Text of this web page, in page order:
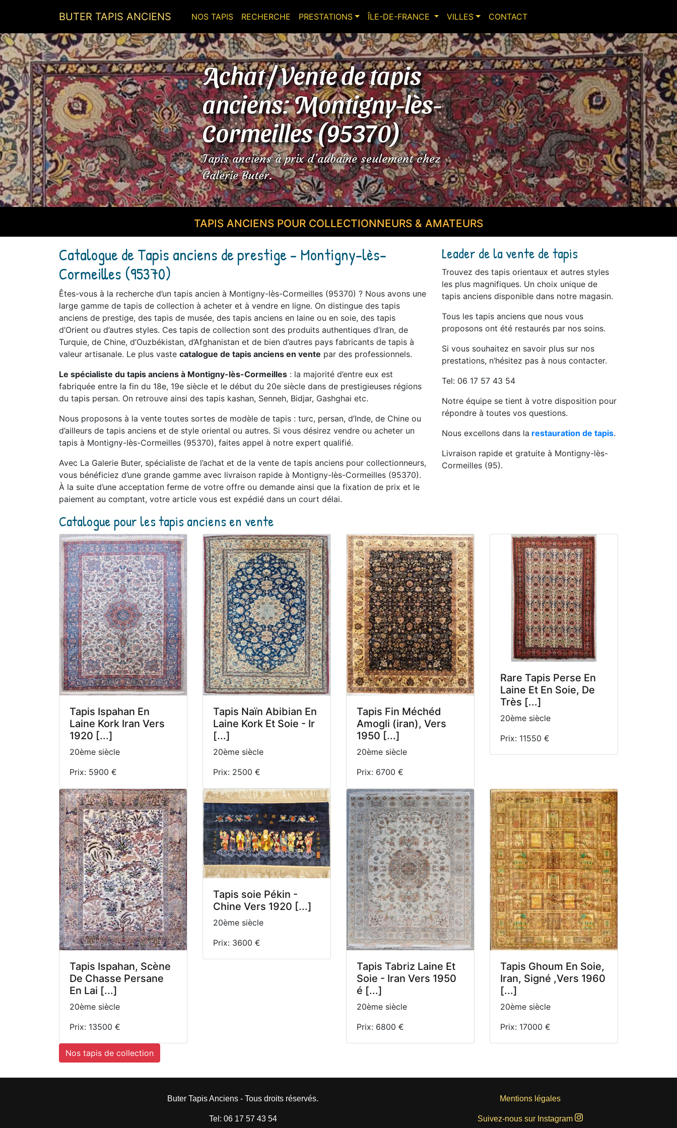
BUTER TAPIS ANCIENS NOS TAPIS RECHERCHE PRESTATIONS ÎLE-DE-FRANCE VILLES CONTACT
Achat / Vente de tapis
anciens: Montigny-lès-
Cormeilles (95370)
Tapis anciens à prix d’aubaine seulement chez
Galerie Buter.
TAPIS ANCIENS POUR COLLECTIONNEURS & AMATEURS
Catalogue de Tapis anciens de prestige - Montigny-lès-
Cormeilles (95370)
Êtes-vous à la recherche d’un tapis ancien à Montigny-lès-Cormeilles (95370) ? Nous avons une
large gamme de tapis de collection à acheter et à vendre en ligne. On distingue des tapis
anciens de prestige, des tapis de musée, des tapis anciens en laine ou en soie, des tapis
d’Orient ou d’autres styles. Ces tapis de collection sont des produits authentiques d’Iran, de
Turquie, de Chine, d’Ouzbékistan, d’Afghanistan et de bien d’autres pays fabricants de tapis à
valeur artisanale. Le plus vaste catalogue de tapis anciens en vente par des professionnels.
Le spécialiste du tapis anciens à Montigny-lès-Cormeilles : la majorité d’entre eux est
fabriquée entre la fin du 18e, 19e siècle et le début du 20e siècle dans de prestigieuses régions
du tapis persan. On retrouve ainsi des tapis kashan, Senneh, Bidjar, Gashghai etc.
Nous proposons à la vente toutes sortes de modèle de tapis : turc, persan, d’Inde, de Chine ou
d’ailleurs de tapis anciens et de style oriental ou autres. Si vous désirez vendre ou acheter un
tapis à Montigny-lès-Cormeilles (95370), faites appel à notre expert qualifié.
Avec La Galerie Buter, spécialiste de l’achat et de la vente de tapis anciens pour collectionneurs,
vous bénéficiez d’une grande gamme avec livraison rapide à Montigny-lès-Cormeilles (95370).
À la suite d’une acceptation ferme de votre offre ou demande ainsi que la fixation de prix et le
paiement au comptant, votre article vous est expédié dans un court délai.
Leader de la vente de tapis
Trouvez des tapis orientaux et autres styles
les plus magnifiques. Un choix unique de
tapis anciens disponible dans notre magasin.
Tous les tapis anciens que nous vous
proposons ont été restaurés par nos soins.
Si vous souhaitez en savoir plus sur nos
prestations, n’hésitez pas à nous contacter.
Tel: 06 17 57 43 54
Notre équipe se tient à votre disposition pour
répondre à toutes vos questions.
Nous excellons dans la restauration de tapis.
Livraison rapide et gratuite à Montigny-lès-
Cormeilles (95).
Catalogue pour les tapis anciens en vente
Tapis Ispahan En
Laine Kork Iran Vers
1920 [...]
20ème siècle
Prix: 5900 €
Tapis Naïn Abibian En
Laine Kork Et Soie - Ir
[...]
20ème siècle
Prix: 2500 €
Tapis Fin Méchéd
Amogli (iran), Vers
1950 [...]
20ème siècle
Prix: 6700 €
Rare Tapis Perse En
Laine Et En Soie, De
Très [...]
20ème siècle
Prix: 11550 €
Tapis Ispahan, Scène
De Chasse Persane
En Lai [...]
20ème siècle
Prix: 13500 €
Tapis soie Pékin -
Chine Vers 1920 [...]
20ème siècle
Prix: 3600 €
Tapis Tabriz Laine Et
Soie - Iran Vers 1950
é [...]
20ème siècle
Prix: 6800 €
Tapis Ghoum En Soie,
Iran, Signé ,Vers 1960
[...]
20ème siècle
Prix: 17000 €
Nos tapis de collection
Buter Tapis Anciens - Tous droits réservés.
Tel: 06 17 57 43 54
Mentions légales
Suivez-nous sur Instagram